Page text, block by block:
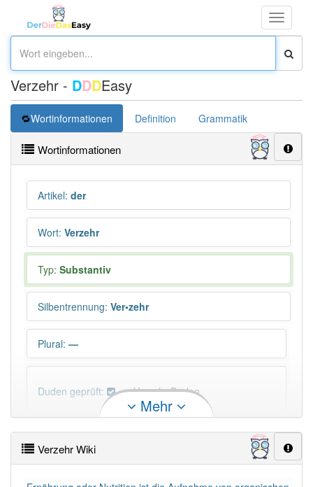
Toggle
Verzehr - DDDEasy
Wortinformationen Definition Grammatik
Wortinformationen
Artikel: der
Wort: Verzehr
Typ: Substantiv
Silbentrennung: Ver•zehr
Plural: —
Duden geprüft: Verzehr Duden
PowerIndex:3
Mehr
Verzehr Wiki